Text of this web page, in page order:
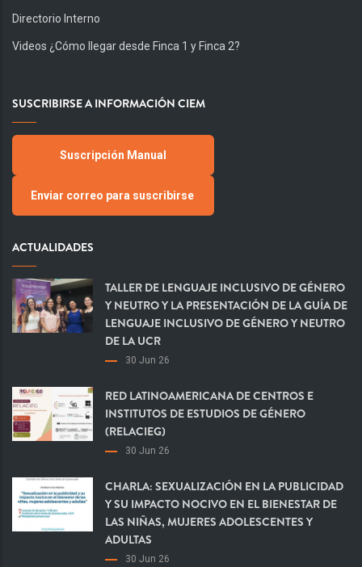
Directorio Interno
Videos ¿Cómo llegar desde Finca 1 y Finca 2?
SUSCRIBIRSE A INFORMACIÓN CIEM
Suscripción Manual
Enviar correo para suscribirse
ACTUALIDADES
TALLER DE LENGUAJE INCLUSIVO DE GÉNERO
Y NEUTRO Y LA PRESENTACIÓN DE LA GUÍA DE
LENGUAJE INCLUSIVO DE GÉNERO Y NEUTRO
DE LA UCR
30 Jun 26
RED LATINOAMERICANA DE CENTROS E
INSTITUTOS DE ESTUDIOS DE GÉNERO
(RELACIEG)
30 Jun 26
CHARLA: SEXUALIZACIÓN EN LA PUBLICIDAD
Y SU IMPACTO NOCIVO EN EL BIENESTAR DE
LAS NIÑAS, MUJERES ADOLESCENTES Y
ADULTAS
30 Jun 26